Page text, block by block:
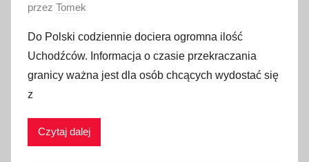
O
u
b
l
i
w
przez Tomek
Do Polski codziennie dociera ogromna ilość
Uchodźców. Informacja o czasie przekraczania
granicy ważna jest dla osób chcących wydostać się
z
Czytaj dalej